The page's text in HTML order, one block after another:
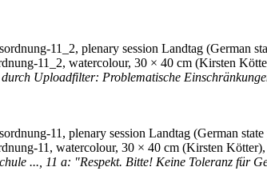
11_2, watercolour, 30 × 40 cm (Kirsten
Uploadfilter: Problematische
11, watercolour, 30 × 40 cm (Kirsten Kötter),
..., 11 a: "Respekt. Bitte! Keine Toleranz für